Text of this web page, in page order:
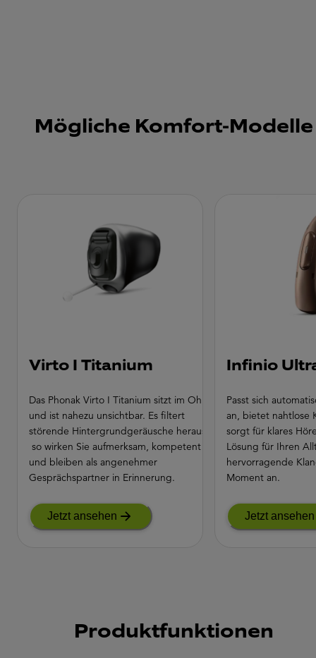
Mögliche Komfort-Modelle
Virto I Titanium
Das Phonak Virto I Titanium sitzt im Ohr
und ist nahezu unsichtbar. Es filtert
störende Hintergrundgeräusche heraus –
so wirken Sie aufmerksam, kompetent
und bleiben als angenehmer
Gesprächspartner in Erinnerung.
Jetzt ansehen
Infinio
Passt sich
an, bietet nahtlose
sorgt für klares
Lösung für Ihren
hervorragende
Moment an.
Jetzt ansehen
Produktfunktionen